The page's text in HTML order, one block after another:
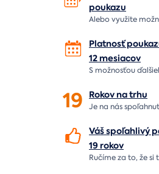
poukazu
Alebo využite
Platnosť
12 mesiacov
S možnosťou
19 Rokov natrhu
Je na nás
Váš spoľahlivý
19 rokov
Ručíme za to,že si